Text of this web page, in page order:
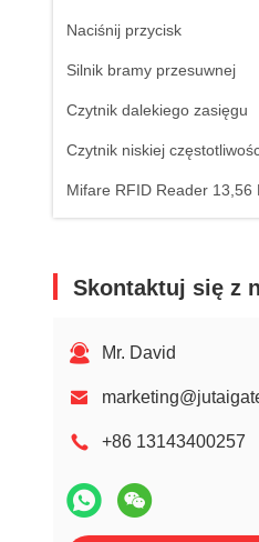
Naciśnij przycisk
Silnik bramy przesuwnej
Czytnik dalekiego zasięgu
Czytnik niskiej
Mifare RFID Reader 13,56
Skontaktuj się z
Mr. David
+86 13143400257